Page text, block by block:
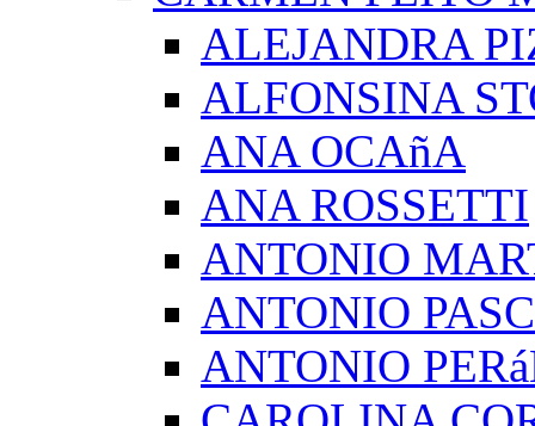
ALEJANDRA
ALFONSINA
ANA OCAñA
ANA ROSSETTI
ANTONIO
ANTONIO
ANTONIO